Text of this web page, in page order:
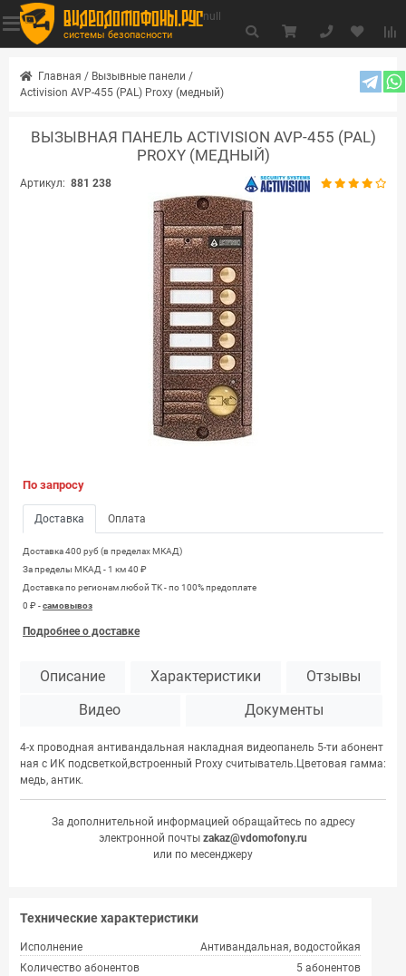
видеодомофоны.рус
системы безопасности
null
Главная / Вызывные панели /
Activision AVP-455 (PAL) Proxy (медный)
ВЫЗЫВНАЯ ПАНЕЛЬ ACTIVISION AVP-455 (PAL)
PROXY (МЕДНЫЙ)
Артикул: 881 238
По запросу
Доставка Оплата
Доставка 400 руб (в пределах МКАД)
За пределы МКАД - 1 км 40 ₽
Доставка по регионам любой TK - по 100% предоплате
0 ₽ -самовывоз
Подробнее о доставке
Описание Характеристики Отзывы
Видео Документы
4-х проводная антивандальная накладная видеопанель 5-ти абонент
ная с ИК подсветкой,встроенный Proxy считыватель.Цветовая гамма:
медь, антик.
За дополнительной информацией обращайтесь по адресу
электронной почты zakaz@vdomofony.ru
или по месенджеру
Технические характеристики
Исполнение
Антивандальная, водостойкая
Количество абонентов
5 абонентов